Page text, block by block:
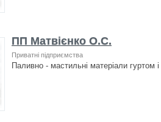
ПП Матвієнко О.С.
Приватні підприємства
Паливно - мастильні матеріали гуртом і